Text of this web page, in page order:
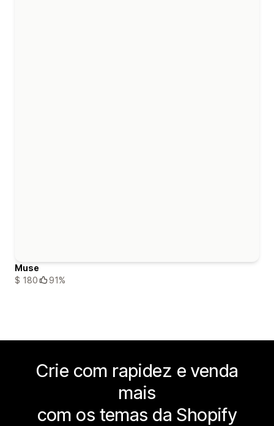
Muse
$ 180
91%
Crie com rapidez e venda
mais
com os temas da Shopify